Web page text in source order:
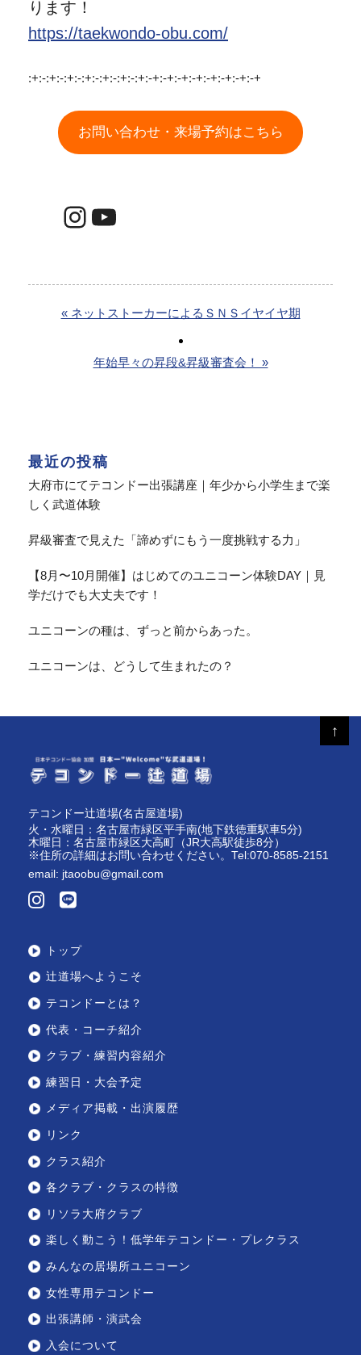
ります！
https://taekwondo-obu.com/
:+:-:+:-:+:-:+:-:+:-:+:-:+:-+:-+:-+:-+:-+:-+:-+:-+
お問い合わせ・来場予約はこちら
Instagram
YouTube
« ネットストーカーによるＳＮＳイヤイヤ期
年始早々の昇段&昇級審査会！ »
最近の投稿
大府市にてテコンドー出張講座｜年少から小学生まで楽
しく武道体験
昇級審査で見えた「諦めずにもう一度挑戦する力」
【8月〜10月開催】はじめてのユニコーン体験DAY｜見
学だけでも大丈夫です！
ユニコーンの種は、ずっと前からあった。
ユニコーンは、どうして生まれたの？
テコンドー辻道場(名古屋道場)
火・水曜日：名古屋市緑区平手南(地下鉄徳重駅車5分)
木曜日：名古屋市緑区大高町（JR大高駅徒歩8分）
※住所の詳細はお問い合わせください。Tel:070-8585-2151
email: jtaoobu@gmail.com
トップ
辻道場へようこそ
テコンドーとは？
代表・コーチ紹介
クラブ・練習内容紹介
練習日・大会予定
メディア掲載・出演履歴
リンク
クラス紹介
各クラブ・クラスの特徴
リソラ大府クラブ
楽しく動こう！低学年テコンドー・プレクラス
みんなの居場所ユニコーン
女性専用テコンドー
出張講師・演武会
入会について
↑